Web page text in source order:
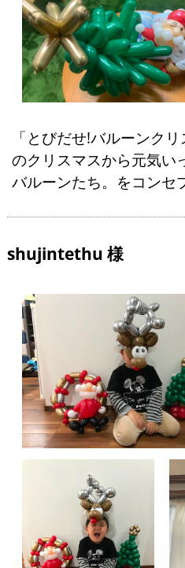
「とびだせ!バルーンク
のクリスマスから元気い
バルーンたち。をコンセ
shujintethu 様